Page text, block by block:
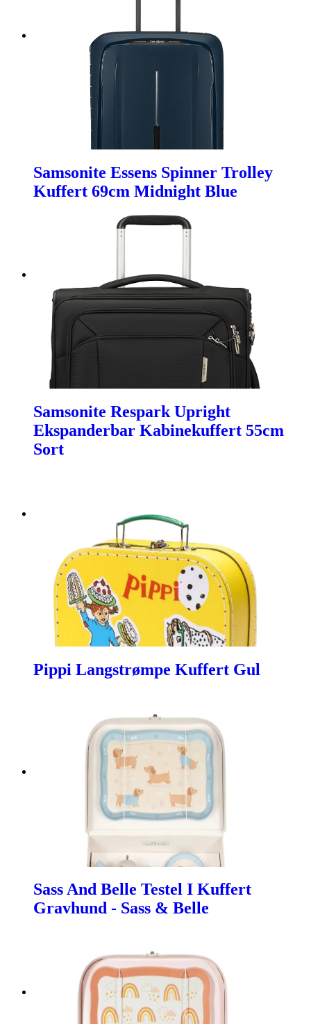
Samsonite Essens Spinner Trolley
Kuffert 69cm Midnight Blue
Samsonite Respark Upright
Ekspanderbar Kabinekuffert 55cm
Sort
Pippi Langstrømpe Kuffert Gul
Sass And Belle Testel I Kuffert
Gravhund - Sass & Belle